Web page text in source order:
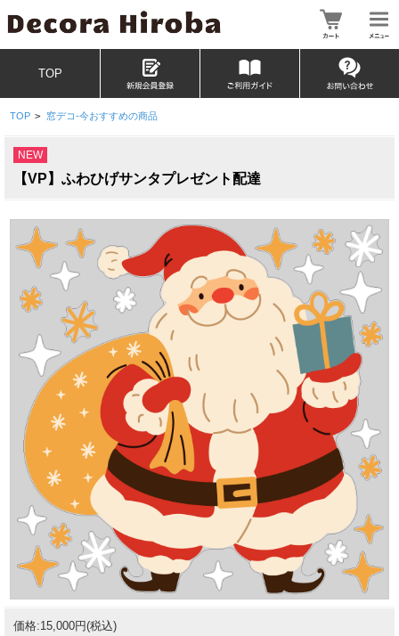
TOP
TOP > 窓デコ-今おすすめの商品
NEW
【VP】ふわひげサンタプレゼント配達
価格:15,000円(税込)